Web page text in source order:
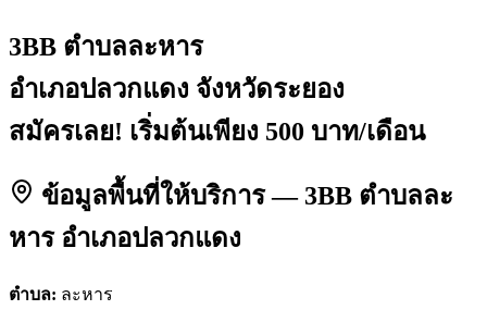
3BB ตำบลละหาร
อำเภอปลวกแดง จังหวัดระยอง
สมัครเลย! เริ่มต้นเพียง 500 บาท/เดือน
ข้อมูลพื้นที่ให้บริการ — 3BB ตำบลละ
หาร อำเภอปลวกแดง
ตำบล: ละหาร